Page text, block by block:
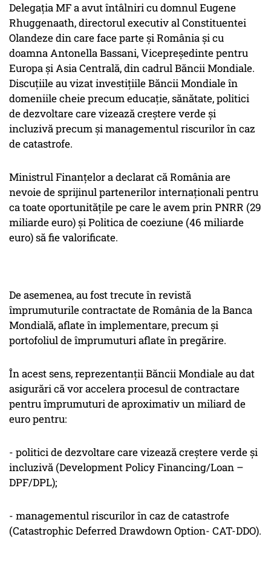
Delegația MF a avut întâlniri cu domnul Eugene
Rhuggenaath, directorul executiv al Constituentei
Olandeze din care face parte și România și cu
doamna Antonella Bassani, Vicepreședinte pentru
Europa și Asia Centrală, din cadrul Băncii Mondiale.
Discuțiile au vizat investițiile Băncii Mondiale în
domeniile cheie precum educație, sănătate, politici
de dezvoltare care vizează creștere verde și
incluzivă precum și managementul riscurilor în caz
de catastrofe.
Ministrul Finanțelor a declarat că România are
nevoie de sprijinul partenerilor internaționali pentru
ca toate oportunitățile pe care le avem prin PNRR (29
miliarde euro) și Politica de coeziune (46 miliarde
euro) să fie valorificate.
De asemenea, au fost trecute în revistă
împrumuturile contractate de România de la Banca
Mondială, aflate în implementare, precum și
portofoliul de împrumuturi aflate în pregărire.
În acest sens, reprezentanții Băncii Mondiale au dat
asigurări că vor accelera procesul de contractare
pentru împrumuturi de aproximativ un miliard de
euro pentru:
- politici de dezvoltare care vizează creștere verde și
incluzivă (Development Policy Financing/Loan –
DPF/DPL);
- managementul riscurilor în caz de catastrofe
(Catastrophic Deferred Drawdown Option- CAT-DDO).